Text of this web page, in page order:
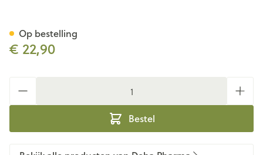
€ 22,90
Bestel
Op bestelling